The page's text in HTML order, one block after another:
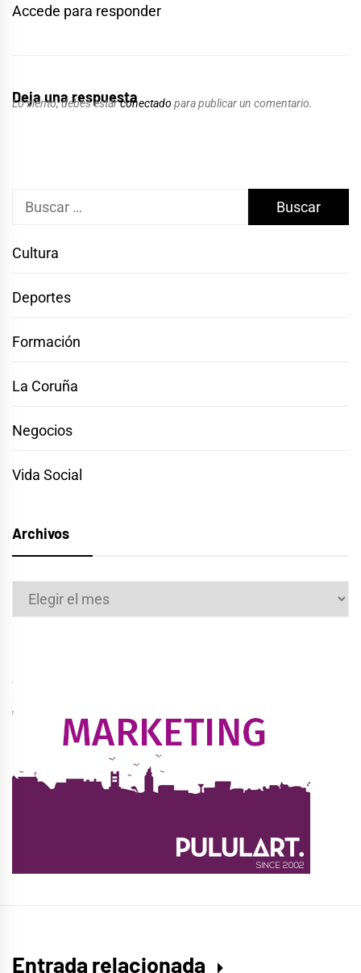
Accede para responder
Deja una respuesta
Lo siento, debes estarconectado para publicar un comentario.
Buscar:
Cultura
Deportes
Formación
La Coruña
Negocios
Vida Social
Archivos
Archivos
Entrada relacionada